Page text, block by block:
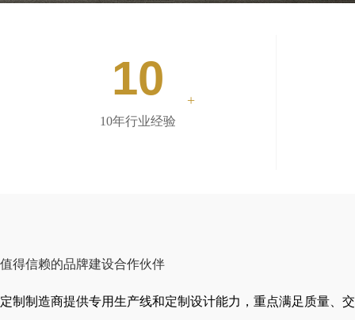
10 +
10年行业经验
值得信赖的品牌建设合作伙伴
定制制造商提供专用生产线和定制设计能力，重点满足质量、